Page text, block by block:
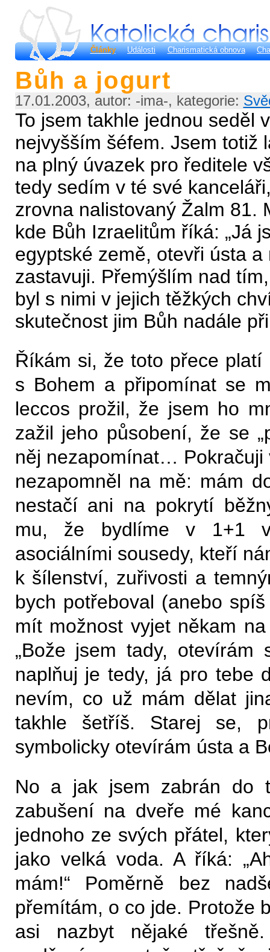
Články Události Charismatická obnova
Bůh a jogurt
17.01.2003, autor: -ima-, kategorie:
To jsem takhle jednou seděl
nejvyšším šéfem. Jsem totiž
na plný úvazek pro ředitele
tedy sedím v té své
zrovna nalistovaný Žalm 81.
kde Bůh Izraelitům říká: „Já
egyptské země, otevři ústa
zastavuji. Přemýšlím nad
byl s nimi v jejich těžkých
skutečnost jim Bůh nadále
Říkám si, že toto přece
s Bohem a připomínat se
leccos prožil, že jsem ho
zažil jeho působení, že se
něj nezapomínat… Pokračuji
nezapomněl na mě: mám
nestačí ani na pokrytí
mu, že bydlíme v 1+1 v
asociálními sousedy, kteří
k šílenství, zuřivosti a
bych potřeboval (anebo
mít možnost vyjet někam
„Bože jsem tady,
naplňuj je tedy, já pro tebe
nevím, co už mám dělat
takhle šetříš. Starej se,
symbolicky otevírám ústa a
No a jak jsem zabrán do
zabušení na dveře mé
jednoho ze svých přátel,
jako velká voda. A říká:
mám!“ Poměrně bez
přemítám, o co jde. Protože
asi nazbyt nějaké